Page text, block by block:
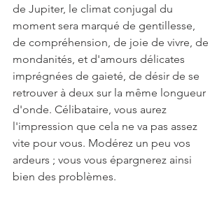
de Jupiter, le climat conjugal du
moment sera marqué de gentillesse,
de compréhension, de joie de vivre, de
mondanités, et d'amours délicates
imprégnées de gaieté, de désir de se
retrouver à deux sur la même longueur
d'onde. Célibataire, vous aurez
l'impression que cela ne va pas assez
vite pour vous. Modérez un peu vos
ardeurs ; vous vous épargnerez ainsi
bien des problèmes.